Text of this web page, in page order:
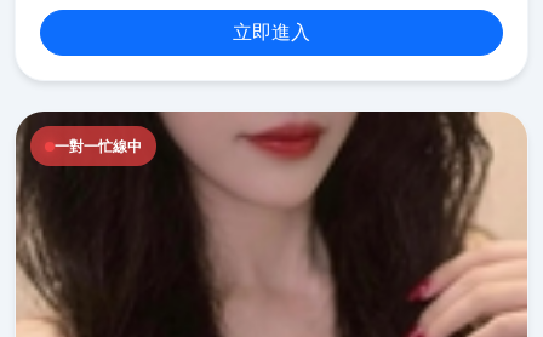
立即進入
一對一忙線中